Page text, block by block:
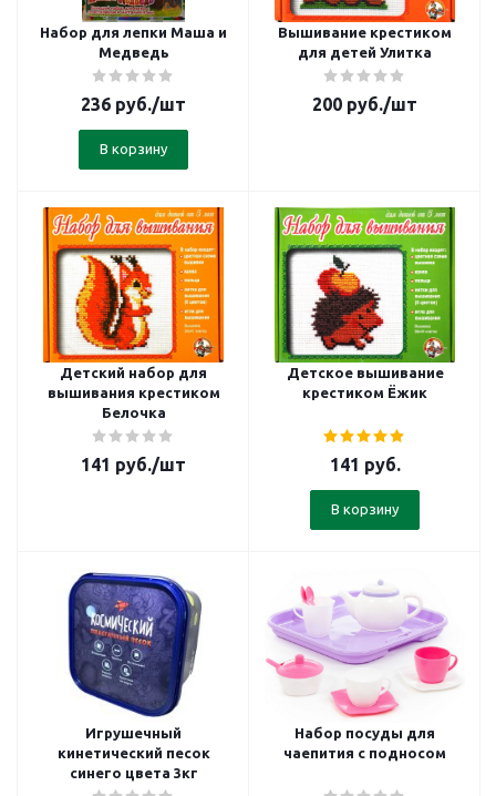
Набор для лепки Маша и
Медведь
236 руб./шт
В корзину
Вышивание крестиком
для детей Улитка
200 руб./шт
Детский набор для
вышивания крестиком
Белочка
141 руб./шт
Детское вышивание
крестиком Ёжик
141 руб.
В корзину
Игрушечный
кинетический песок
синего цвета 3кг
Набор посуды для
чаепития с подносом